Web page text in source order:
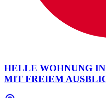
HELLE WOHNUNG
MIT FREIEM